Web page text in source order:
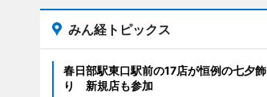
みん経トピックス
春日部駅東口駅前の17店が恒例の七夕飾
り 新規店も参加